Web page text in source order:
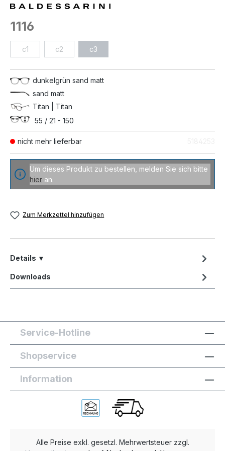
nicht mehr lieferbar
1116
c1 c2 c3
dunkelgrün sand matt
sand matt
Titan | Titan
55 / 21 - 150
Um dieses Produkt zu bestellen, melden Sie sich bitte
hier an.
Zum Merkzettel hinzufügen
Details ▼
Downloads
Service-Hotline
Shopservice
Information
Alle Preise exkl. gesetzl. Mehrwertsteuer zzgl.